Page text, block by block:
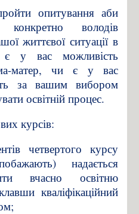
опитування аби
конкретно володів
життєвої ситуації в
у вас можливість
матер, чи є у вас
за вашим вибором
освітній процес.
курсів:
четвертого курсу
надається
вчасно освітню
кваліфікаційний